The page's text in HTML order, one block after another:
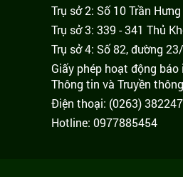
Trụ sở 2: Số 10 Trần
Trụ sở 3: 339 - 341 Thủ
Trụ sở 4: Số 82, đường
Giấy phép hoạt động
Thông tin và Truyền
Điện thoại: (0263)
Hotline: 0977885454